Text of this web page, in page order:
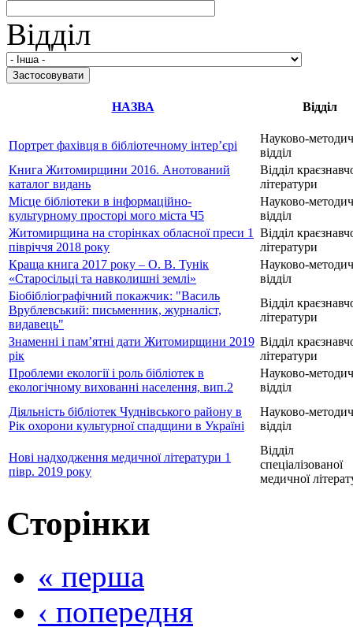
Відділ
НАЗВА Відділ
Портрет фахівця в бібліотечному інтер’єрі
Науково-
відділ
Книга Житомирщини 2016. Анотований
каталог видань
Відділ
літератури
Місце бібліотеки в інформаційно-
культурному просторі мого міста Ч5
Науково-
відділ
Житомирщина на сторінках обласної преси 1
півріччя 2018 року
Відділ
літератури
Краща книга 2017 року – О. В. Тунік
«Старосільці та навколишні землі»
Науково-
відділ
Біобібліографічний покажчик: "Василь
Врублевський: письменник, журналіст,
видавець"
Відділ
літератури
Знаменні і пам’ятні дати Житомирщини 2019
рік
Відділ
літератури
Проблеми екології і роль бібліотек в
екологічному вихованні населення, вип.2
Науково-
відділ
Діяльність бібліотек Чуднівського району в
Рік охорони культурної спадщини в Україні
Науково-
відділ
Нові надходження медичної літератури 1
півр. 2019 року
Відділ
спеціалізованої
медичної
Сторінки
« перша
‹ попередня